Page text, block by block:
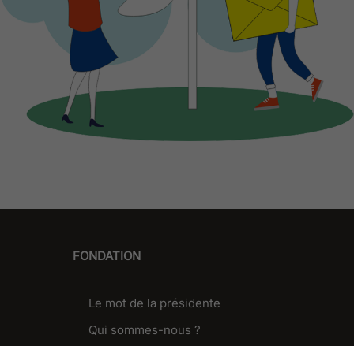
FONDATION
Le mot de la présidente
Qui sommes-nous ?